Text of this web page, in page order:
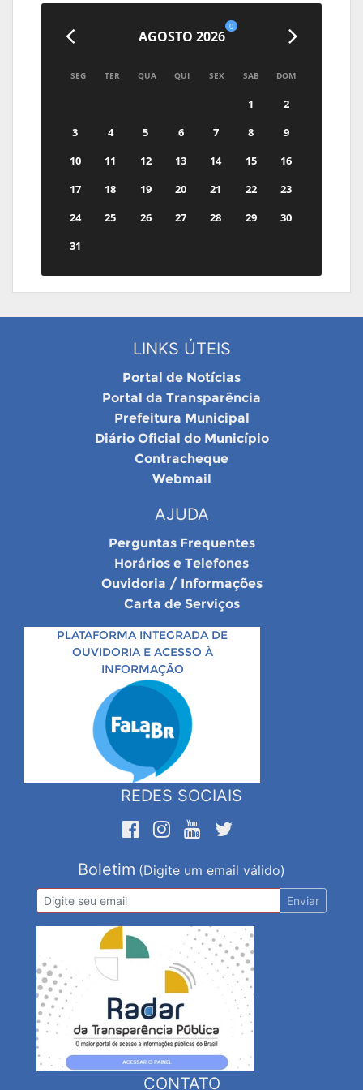
AGOSTO 2026
0
SEG TER QUA QUI SEX SAB DOM
1
2
3
4 5 6 7 8
9
10
11 12 13 14 15
16
17
18 19 20 21 22
23
24
25 26 27 28 29
30
31
LINKS ÚTEIS
Portal de Notícias
Portal da Transparência
Prefeitura Municipal
Diário Oficial do Município
Contracheque
Webmail
AJUDA
Perguntas Frequentes
Horários e Telefones
Ouvidoria / Informações
Carta de Serviços
PLATAFORMA INTEGRADA DE
OUVIDORIA E ACESSO À
INFORMAÇÃO
REDES SOCIAIS
Boletim (Digite um email válido)
Enviar
CONTATO